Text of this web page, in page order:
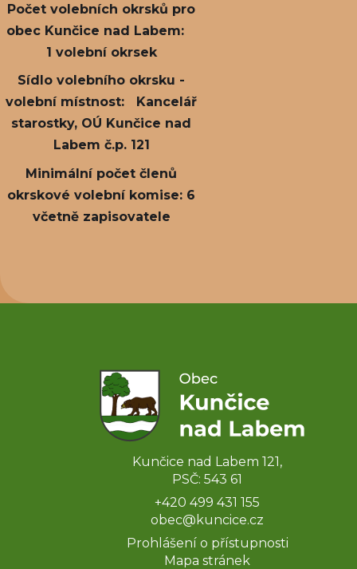
Počet volebních okrsků pro
obec Kunčice nad Labem:
1 volební okrsek
Sídlo volebního okrsku -
volební místnost: Kancelář
starostky, OÚ Kunčice nad
Labem č.p. 121
Minimální počet členů
okrskové volební komise: 6
včetně zapisovatele
Kunčice nad Labem 121,
PSČ: 543 61
+420 499 431 155
obec@kuncice.cz
Prohlášení o přístupnosti
Mapa stránek